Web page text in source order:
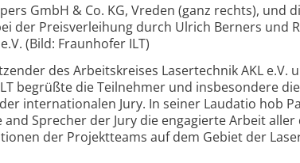
GmbH & Co. KG, Vreden (ganz rechts), und
der Preisverleihung durch Ulrich Berners und
(Bild: Fraunhofer ILT)
des Arbeitskreises Lasertechnik AKL e.V.
begrüßte die Teilnehmer und insbesondere
internationalen Jury. In seiner Laudatio hob
Sprecher der Jury die engagierte Arbeit aller
der Projektteams auf dem Gebiet der